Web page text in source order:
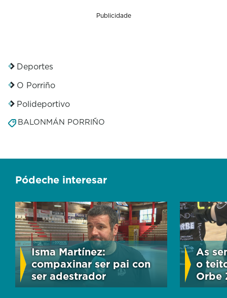
Publicidade
Deportes
O Porriño
Polideportivo
BALONMÁN PORRIÑO
Pódeche interesar
Isma Martínez:
compaxinar ser pai con
ser adestrador
As
o
Orbe